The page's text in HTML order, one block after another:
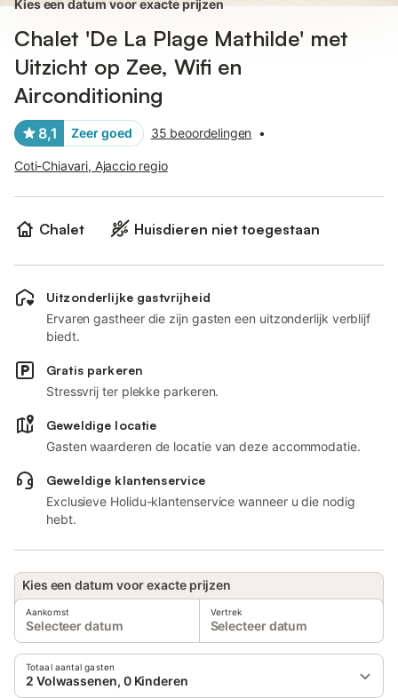
Kies een datum voor exacte prijzen
Chalet 'De La Plage Mathilde' met
Uitzicht op Zee, Wifi en
Airconditioning
8,1 Zeer goed 35 beoordelingen •
Coti-Chiavari, Ajaccio regio
Chalet Huisdieren niet toegestaan
Uitzonderlijke gastvrijheid
Ervaren gastheer die zijn gasten een uitzonderlijk verblijf
biedt.
Gratis parkeren
Stressvrij ter plekke parkeren.
Geweldige locatie
Gasten waarderen de locatie van deze accommodatie.
Geweldige klantenservice
Exclusieve Holidu-klantenservice wanneer u die nodig
hebt.
Kies een datum voor exacte prijzen
Aankomst
Selecteer datum
Vertrek
Selecteer datum
Totaal aantal gasten
2 Volwassenen, 0 Kinderen